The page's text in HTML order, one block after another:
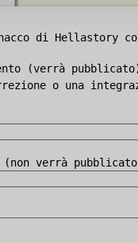
di Hellastory
(verrà
o una
verrà